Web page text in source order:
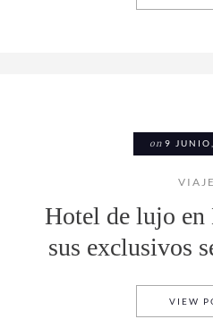
on 9
Hotel de lujo
sus exclusivos
VIEW